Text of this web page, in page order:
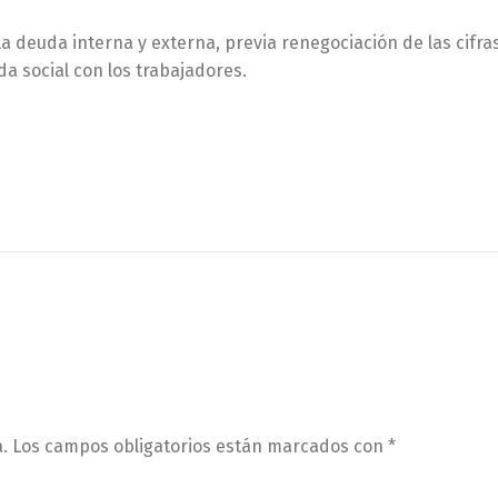
deuda interna y externa, previa renegociación de las
social con los trabajadores.
Los campos obligatorios están marcados con *